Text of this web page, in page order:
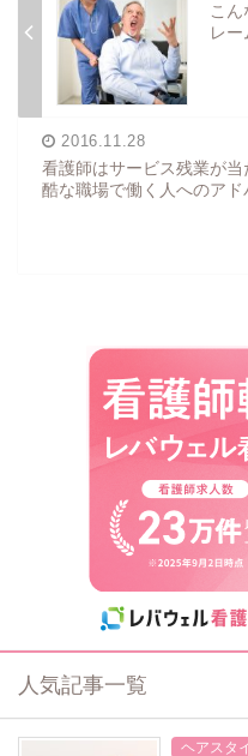
こ
レ
2016.11.28
看護師はサービス残業が当
酷な職場で働く人へのアド
人気記事一覧
ヘアスタ